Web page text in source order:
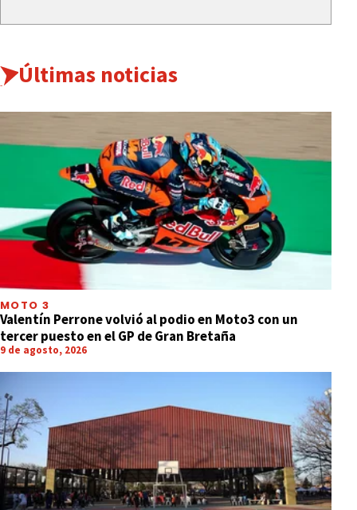
Últimas noticias
MOTO 3
Valentín Perrone volvió al podio en Moto3 con un
tercer puesto en el GP de Gran Bretaña
9 de agosto, 2026